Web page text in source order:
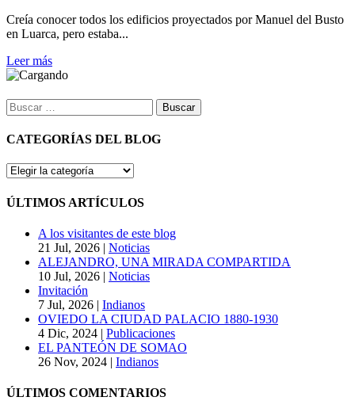
Creía conocer todos los edificios proyectados por Manuel del Busto
en Luarca, pero estaba...
Leer más
Buscar:
CATEGORÍAS DEL BLOG
CATEGORÍAS
BLOG
ÚLTIMOS ARTÍCULOS
A los visitantes de este blog
21 Jul, 2026 | Noticias
ALEJANDRO, UNA MIRADA COMPARTIDA
10 Jul, 2026 | Noticias
Invitación
7 Jul, 2026 | Indianos
OVIEDO LA CIUDAD PALACIO 1880-1930
4 Dic, 2024 | Publicaciones
EL PANTEÓN DE SOMAO
26 Nov, 2024 | Indianos
ÚLTIMOS COMENTARIOS